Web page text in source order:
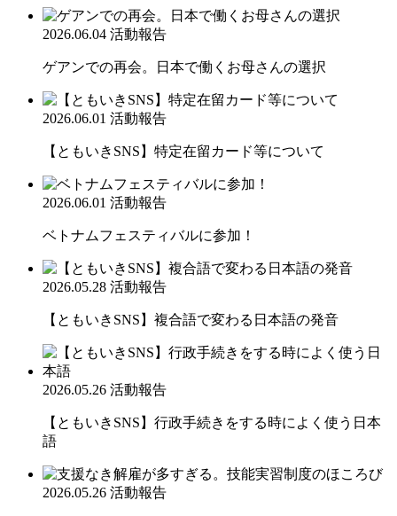
2026.06.04 活動報告
ゲアンでの再会。日本で働くお母さんの選択
2026.06.01 活動報告
【ともいきSNS】特定在留カード等について
2026.06.01 活動報告
ベトナムフェスティバルに参加！
2026.05.28 活動報告
【ともいきSNS】複合語で変わる日本語の発音
2026.05.26 活動報告
【ともいきSNS】行政手続きをする時によく使う日本
語
2026.05.26 活動報告